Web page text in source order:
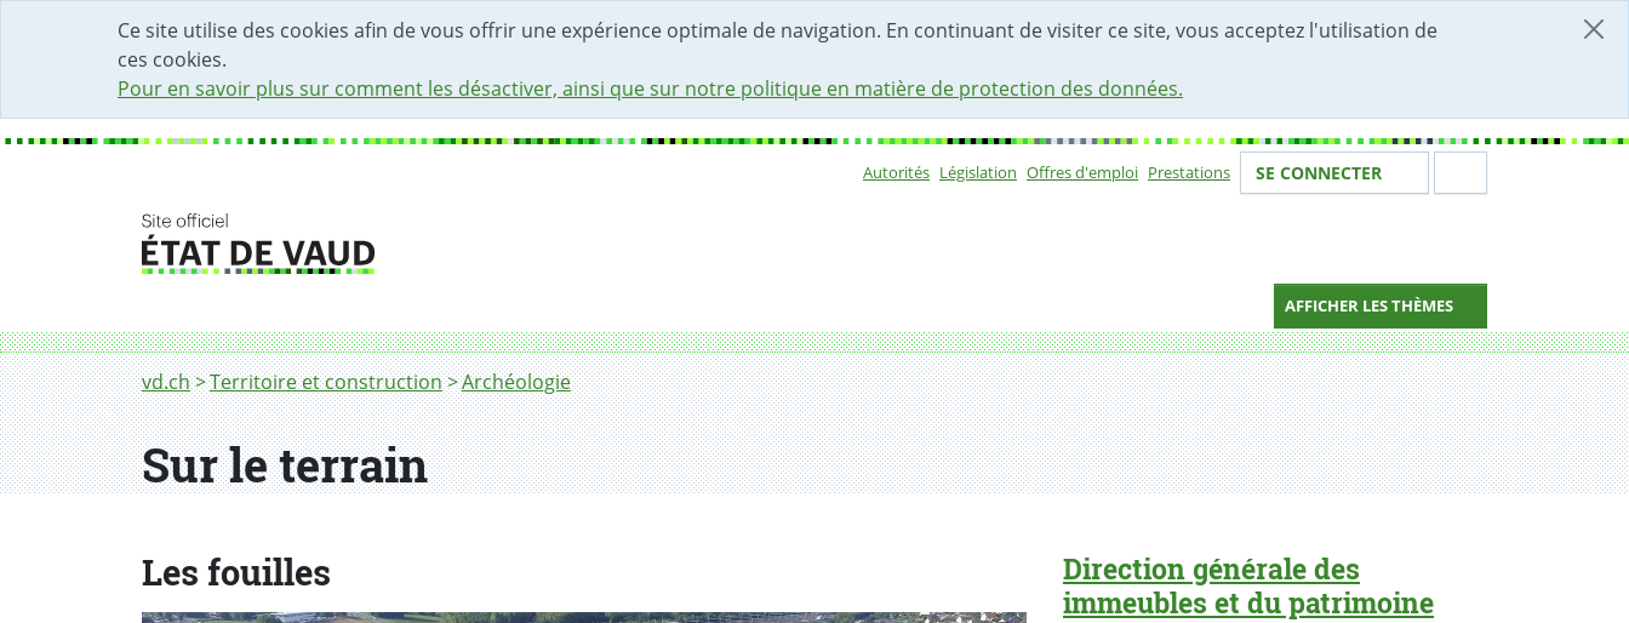
Ce site utilise des cookies afin de vous offrir une expérience optimale de navigation. En continuant de visiter ce site, vous acceptez l'utilisation de
ces cookies.
Pour en savoir plus sur comment les désactiver, ainsi que sur notre politique en matière de protection des données.
DÉBUT DU CONTENU DE LA PAGE
ACCÈS AU CHAMP DE RECHERCHE
PAGE D'ACCUEIL
FORMULAIRE DE CONTACT
Autorités Législation Offres d'emploi Prestations Votre identité
SE CONNECTER
AFFICHER LES THÈMES
Fil d'Ariane
vd.ch Territoire et construction Archéologie
Sur le terrain
Sur le terrain
Les fouilles
Direction générale des
immeubles et du patrimoine